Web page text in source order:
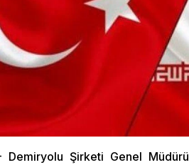
Demiryolu Şirketi Genel